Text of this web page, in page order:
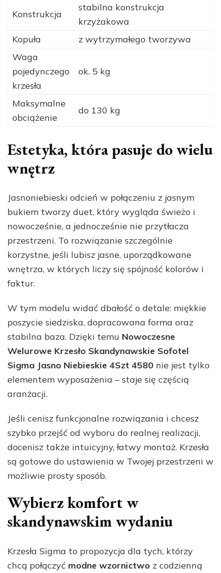
Konstrukcja
stabilna konstrukcja
krzyżakowa
Kopuła
z wytrzymałego tworzywa
Waga
pojedynczego
krzesła
ok. 5 kg
Maksymalne
obciążenie
do 130 kg
Estetyka, która pasuje do wielu
wnętrz
Jasnoniebieski odcień w połączeniu z jasnym
bukiem tworzy duet, który wygląda świeżo i
nowocześnie, a jednocześnie nie przytłacza
przestrzeni. To rozwiązanie szczególnie
korzystne, jeśli lubisz jasne, uporządkowane
wnętrza, w których liczy się spójność kolorów i
faktur.
W tym modelu widać dbałość o detale: miękkie
poszycie siedziska, dopracowana forma oraz
stabilna baza. Dzięki temu Nowoczesne
Welurowe Krzesło Skandynawskie Sofotel
Sigma Jasno Niebieskie 4Szt 4580 nie jest tylko
elementem wyposażenia – staje się częścią
aranżacji.
Jeśli cenisz funkcjonalne rozwiązania i chcesz
szybko przejść od wyboru do realnej realizacji,
docenisz także intuicyjny, łatwy montaż. Krzesła
są gotowe do ustawienia w Twojej przestrzeni w
możliwie prosty sposób.
Wybierz komfort w
skandynawskim wydaniu
Krzesła Sigma to propozycja dla tych, którzy
chcą połączyć modne wzornictwo z codzienną